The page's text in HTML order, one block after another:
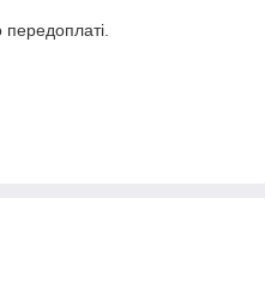
передоплаті.